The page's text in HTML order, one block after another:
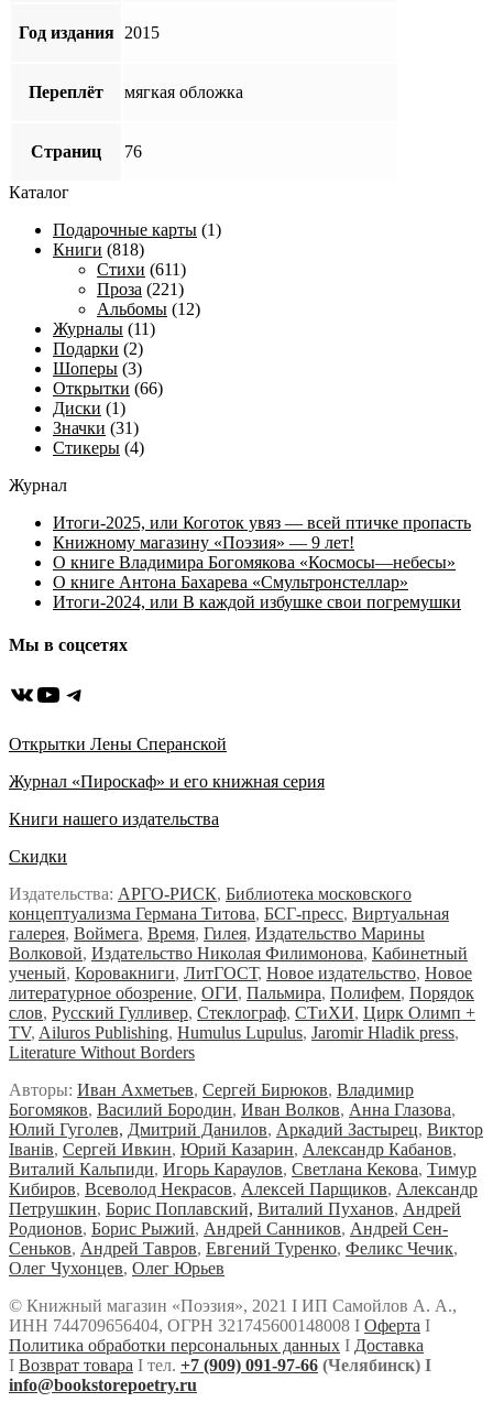
Год издания 2015
Переплёт мягкая обложка
Страниц 76
Каталог
Подарочные карты (1)
Книги (818)
Стихи (611)
Проза (221)
Альбомы (12)
Журналы (11)
Подарки (2)
Шоперы (3)
Открытки (66)
Диски (1)
Значки (31)
Стикеры (4)
Журнал
Итоги-2025, или Коготок увяз — всей птичке пропасть
Книжному магазину «Поэзия» — 9 лет!
О книге Владимира Богомякова «Космосы—небесы»
О книге Антона Бахарева «Смультронстеллар»
Итоги-2024, или В каждой избушке свои погремушки
Мы в соцсетях
ВКонтакте
YouTube
Telegram
Открытки Лены Сперанской
Журнал «Пироскаф» и его книжная серия
Книги нашего издательства
Скидки
Издательства: АРГО-РИСК, Библиотека московского
концептуализма Германа Титова, БСГ-пресс, Виртуальная
галерея, Воймега, Время, Гилея, Издательство Марины
Волковой, Издательство Николая Филимонова, Кабинетный
ученый, Коровакниги, ЛитГОСТ, Новое издательство, Новое
литературное обозрение, ОГИ, Пальмира, Полифем, Порядок
слов, Русский Гулливер, Стеклограф, СТиХИ, Цирк Олимп +
TV, Ailuros Publishing, Humulus Lupulus, Jaromir Hladik press,
Literature Without Borders
Авторы: Иван Ахметьев, Сергей Бирюков, Владимир
Богомяков, Василий Бородин, Иван Волков, Анна Глазова,
Юлий Гуголев, Дмитрий Данилов, Аркадий Застырец, Виктор
Iванiв, Сергей Ивкин, Юрий Казарин, Александр Кабанов,
Виталий Кальпиди, Игорь Караулов, Светлана Кекова, Тимур
Кибиров, Всеволод Некрасов, Алексей Парщиков, Александр
Петрушкин, Борис Поплавский, Виталий Пуханов, Андрей
Родионов, Борис Рыжий, Андрей Санников, Андрей Сен-
Сеньков, Андрей Тавров, Евгений Туренко, Феликс Чечик,
Олег Чухонцев, Олег Юрьев
© Книжный магазин «Поэзия», 2021 Ι ИП Самойлов А. А.,
ИНН 744709656404, ОГРН 321745600148008 Ι Оферта Ι
Политика обработки персональных данных Ι Доставка
Ι Возврат товара Ι тел. +7 (909) 091-97-66 (Челябинск) Ι
info@bookstorepoetry.ru